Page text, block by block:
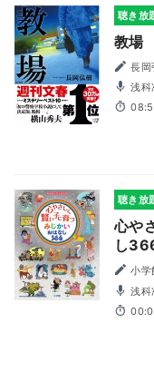
聴き放
教場
長岡
浅科准平, 徳武竜也, 櫻庭有紗, 兼政郁人, 喜多田悠, 加古
将基, 川
聴き放
心や
し
小学
浅科准平, 石井孝英, 島田愛野, 南雲希美, 野津山幸宏, 八
木田幸